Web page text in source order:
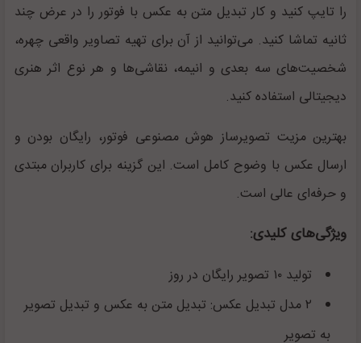
را تایپ کنید و کار تبدیل متن به عکس با فوتور را در عرض چند
ثانیه تماشا کنید. می‌توانید از آن برای تهیه تصاویر واقعی چهره،
شخصیت‌های سه بعدی و انیمه، نقاشی‌ها و هر نوع اثر هنری
دیجیتالی استفاده کنید.
بهترین مزیت تصویرساز هوش مصنوعی فوتور، رایگان بودن و
ارسال عکس با وضوح کامل است. این گزینه برای کاربران مبتدی
و حرفه‌ای عالی است.
ویژگی‌های کلیدی:
تولید ۱۰ تصویر رایگان در روز
۲ مدل تبدیل عکس: تبدیل متن به عکس و تبدیل تصویر
به تصویر